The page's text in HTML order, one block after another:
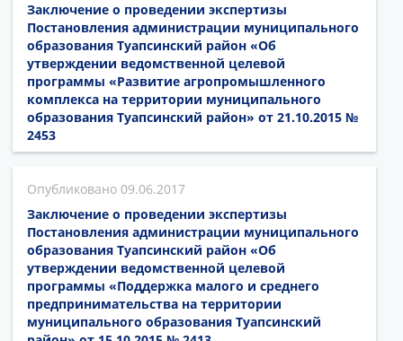
Заключение о проведении экспертизы
Постановления администрации муниципального
образования Туапсинский район «Об
утверждении ведомственной целевой
программы «Развитие агропромышленного
комплекса на территории муниципального
образования Туапсинский район» от 21.10.2015 №
2453
09.06.2017
Заключение о проведении экспертизы
Постановления администрации муниципального
образования Туапсинский район «Об
утверждении ведомственной целевой
программы «Поддержка малого и среднего
предпринимательства на территории
муниципального образования Туапсинский